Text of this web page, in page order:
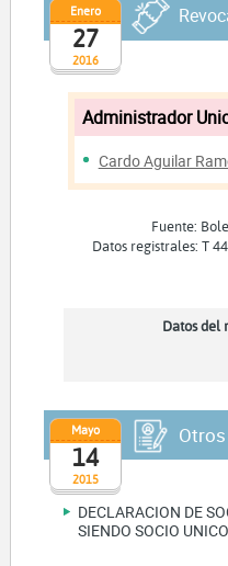
2016
Enero
27
Administrador
Cardo Aguilar
Fuente:
Datos registrales: T
Datos del
2015
Mayo
14
DECLARACION DE
SIENDO SOCIO